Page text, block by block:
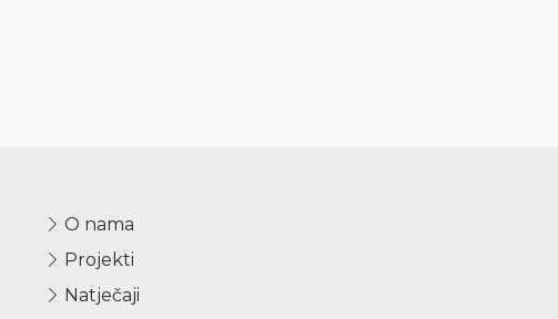
O nama
Projekti
Natječaji